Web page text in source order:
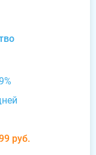
руб.